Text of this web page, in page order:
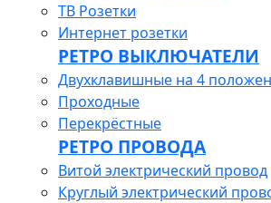
ТВ Розетки
Интернет розетки
РЕТРО ВЫКЛЮЧАТЕЛИ
Двухклавишные на 4
Проходные
Перекрёстные
РЕТРО ПРОВОДА
Витой электрический провод
Круглый электрический